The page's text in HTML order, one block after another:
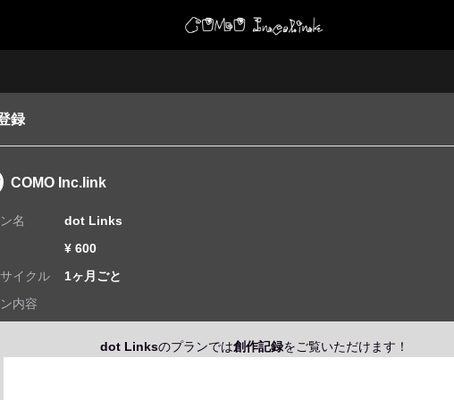
録
COMO Inc.link
名
dot Links
¥ 600
イクル
1ヶ月ごと
内容
dot Linksのプランでは創作記録をご覧いただけます！